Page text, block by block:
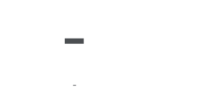
-
-